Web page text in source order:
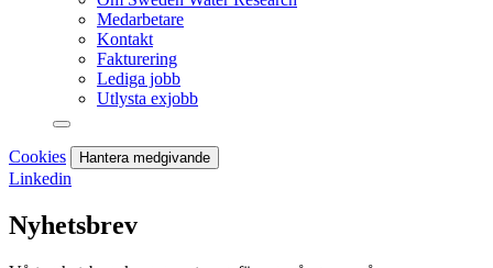
Medarbetare
Kontakt
Fakturering
Lediga jobb
Utlysta exjobb
Cookies Hantera medgivande
Linkedin
Nyhetsbrev